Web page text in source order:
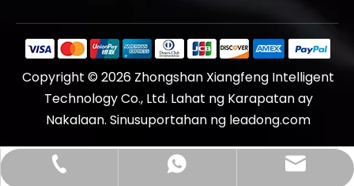
+86 4008 866 865
+86- 13701981388
wangy@e-lock.com.cn
Copyright ©2026 Zhongshan Xiangfeng Intelligent
Technology Co., Ltd. Lahat ng Karapatan ay
Nakalaan. Sinusuportahan ng leadong.com